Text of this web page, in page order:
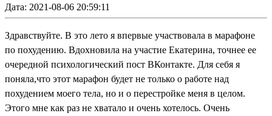
Дата: 2021-08-06 20:59:11
Здравствуйте. В это лето я впервые участвовала в марафоне
по похудению. Вдохновила на участие Екатерина, точнее ее
очередной психологический пост ВКонтакте. Для себя я
поняла,что этот марафон будет не только о работе над
похудением моего тела, но и о перестройке меня в целом.
Этого мне как раз не хватало и очень хотелось. Очень